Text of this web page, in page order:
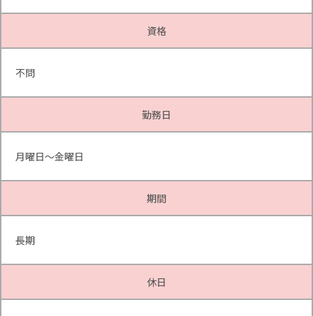
資格
不問
勤務日
月曜日～金曜日
期間
長期
休日